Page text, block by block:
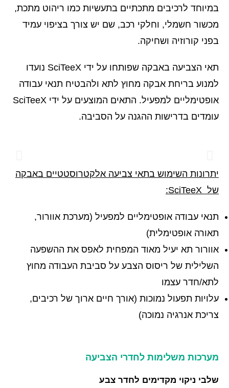
במיוחד לרכיבים מתכתיים בתעשיות כמו ריהוט מתכת,
מכשור חשמלי, וחלקי רכב, שם יש צורך בציפוי עמיד
בפני קורוזיה ושחיקה.
תאי הצביעה באבקה שפותחו על ידי SciTeeX נועדו
למנוע בריחת אבקה מחוץ לתא ולהבטיח תנאי עבודה
אופטימליים למפעיל. התאים המוצעים על ידי SciTeeX
עומדים בדרישות ההגנה על הסביבה.
יתרונות השימוש בתאי צביעה אלקטרוסטטיים באבקה
של
:
תנאי עבודה אופטימליים למפעיל (מערכת אוורור,
תאורה אופטימלית)
אוורור תא יעיל מאוד המפחית לאפס את ההשפעה
השלילית של ריסוס הצבע על סביבת העבודה מחוץ
לתא/חדר עצמו
עלויות תפעול נמוכות (אורך חיים ארוך של רכיבים,
צריכת אנרגיה נמוכה)
מערכות משלימות לחדרי הצביעה
שלבי ניקוי מקדימים לחדר צבע